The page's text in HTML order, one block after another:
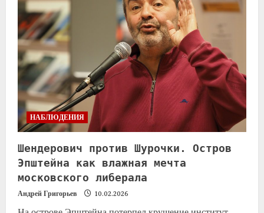
НАБЛЮДЕНИЯ
Шендерович против Шурочки. Остров
Эпштейна как влажная мечта
московского либерала
Андрей Григорьев 10.02.2026